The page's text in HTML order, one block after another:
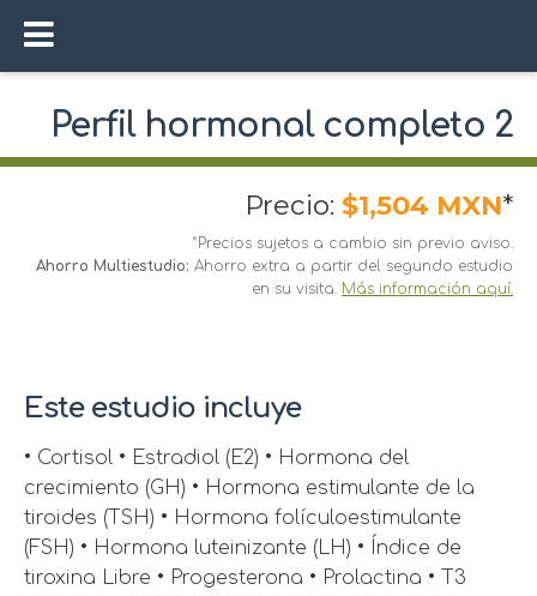
Perfil hormonal completo 2
Precio: $1,504 MXN*
*Precios sujetos a cambio sin previo aviso.
Ahorro Multiestudio: Ahorro extra a partir del segundo estudio
en su visita. Más información aquí.
Este estudio incluye
• Cortisol • Estradiol (E2) • Hormona del
crecimiento (GH) • Hormona estimulante de la
tiroides (TSH) • Hormona folículoestimulante
(FSH) • Hormona luteinizante (LH) • Índice de
tiroxina Libre • Progesterona • Prolactina • T3